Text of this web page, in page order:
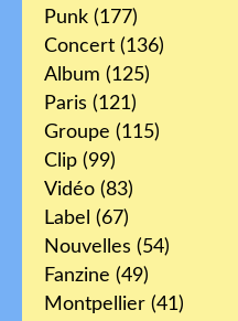
Punk (177)
Concert (136)
Album (125)
Paris (121)
Groupe (115)
Clip (99)
Vidéo (83)
Label (67)
Nouvelles (54)
Fanzine (49)
Montpellier (41)